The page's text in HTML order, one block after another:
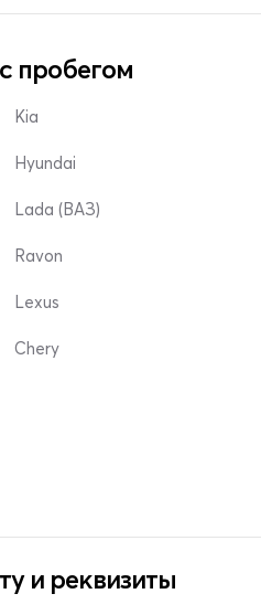
пробегом
Kia
Hyundai
Lada (ВАЗ)
Ravon
Lexus
Chery
и реквизиты